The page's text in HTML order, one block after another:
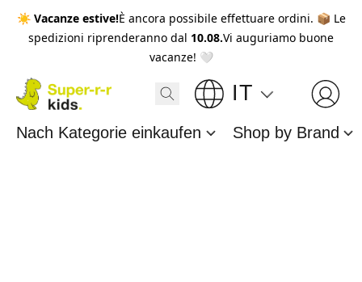
☀️ Vacanze estive!È ancora possibile effettuare ordini. 📦 Le
spedizioni riprenderanno dal 10.08.Vi auguriamo buone
vacanze! 🤍
IT
Nach Kategorie einkaufen Shop by Brand